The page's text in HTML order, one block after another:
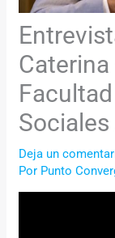
Deja un
Por Punto